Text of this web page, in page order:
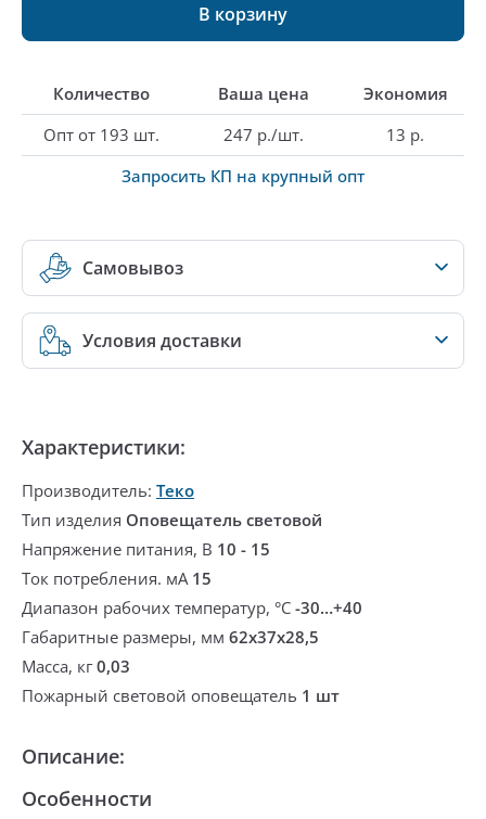
В корзину
Количество Ваша цена
Экономия
Опт от 193 шт.
247 р./шт.
13 р.
Запросить КП на крупный опт
Самовывоз
Условия доставки
Характеристики:
Производитель: Теко
Тип изделия Оповещатель световой
Напряжение питания, В 10 - 15
Ток потребления. мА 15
Диапазон рабочих температур, °С -30…+40
Габаритные размеры, мм 62x37x28,5
Масса, кг0,03
Пожарный световой оповещатель 1 шт
Описание:
Особенности